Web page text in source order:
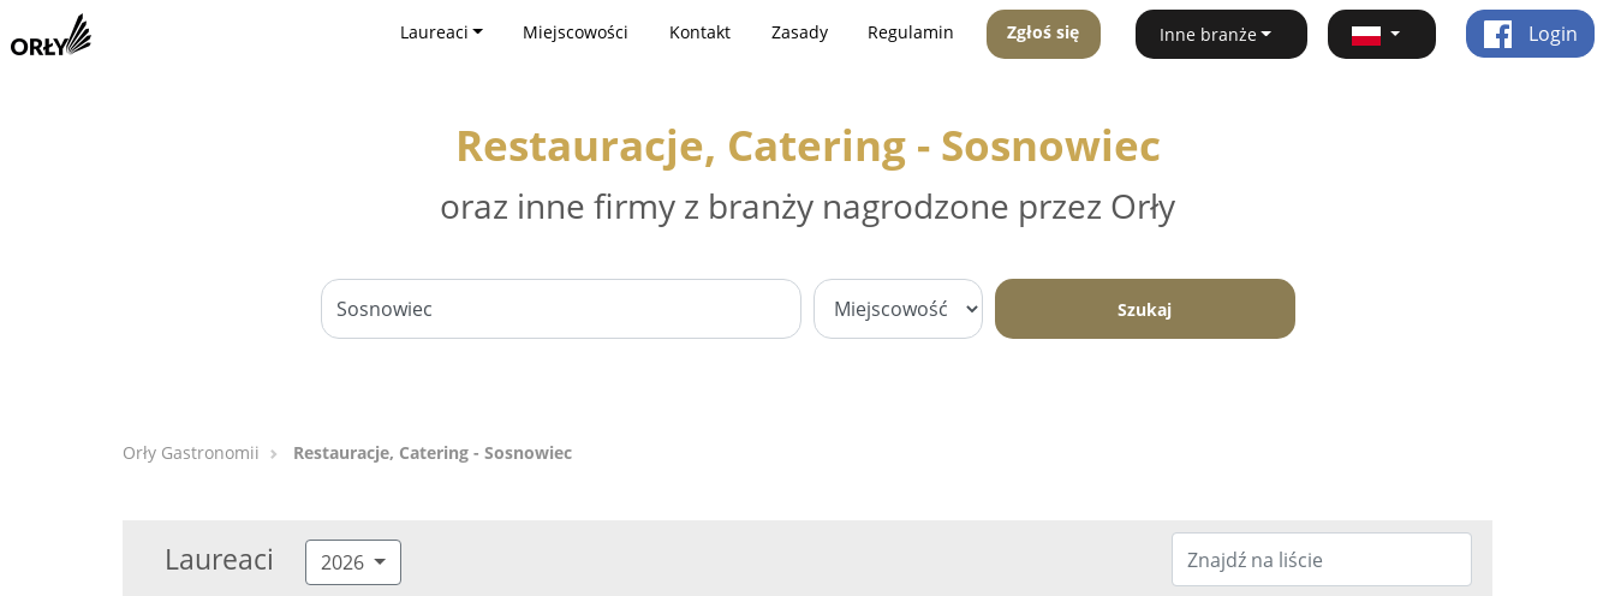
Laureaci Miejscowości Kontakt Zasady Regulamin Zgłoś się Inne branże Login
Restauracje, Catering - Sosnowiec
oraz inne firmy z branży nagrodzone przez Orły
Szukaj
Orły Gastronomii Restauracje, Catering - Sosnowiec
Laureaci 2026